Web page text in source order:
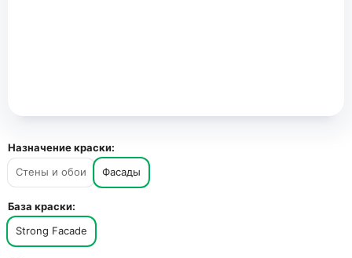
Назначение краски:
Стены и обои
Фасады
База краски:
Strong Facade